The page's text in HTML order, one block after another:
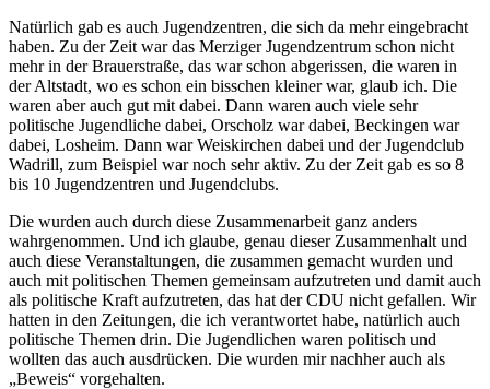
Natürlich gab es auch Jugendzentren, die sich da mehr eingebracht
haben. Zu der Zeit war das Merziger Jugendzentrum schon nicht
mehr in der Brauerstraße, das war schon abgerissen, die waren in
der Altstadt, wo es schon ein bisschen kleiner war, glaub ich. Die
waren aber auch gut mit dabei. Dann waren auch viele sehr
politische Jugendliche dabei, Orscholz war dabei, Beckingen war
dabei, Losheim. Dann war Weiskirchen dabei und der Jugendclub
Wadrill, zum Beispiel war noch sehr aktiv. Zu der Zeit gab es so 8
bis 10 Jugendzentren und Jugendclubs.
Die wurden auch durch diese Zusammenarbeit ganz anders
wahrgenommen. Und ich glaube, genau dieser Zusammenhalt und
auch diese Veranstaltungen, die zusammen gemacht wurden und
auch mit politischen Themen gemeinsam aufzutreten und damit auch
als politische Kraft aufzutreten, das hat der CDU nicht gefallen. Wir
hatten in den Zeitungen, die ich verantwortet habe, natürlich auch
politische Themen drin. Die Jugendlichen waren politisch und
wollten das auch ausdrücken. Die wurden mir nachher auch als
„Beweis“ vorgehalten.